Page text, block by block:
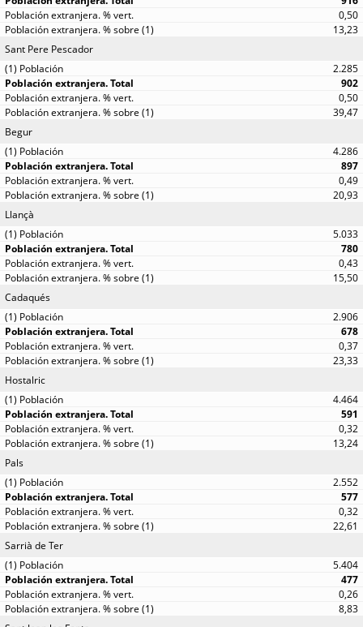
0,50
13,23
Sant Pere Pescador
2.285
902
0,50
39,47
Begur
4.286
897
0,49
20,93
Llançà
5.033
780
0,43
15,50
Cadaqués
2.906
678
0,37
23,33
Hostalric
4.464
591
0,32
13,24
Pals
2.552
577
0,32
22,61
Sarrià de Ter
5.404
477
0,26
8,83